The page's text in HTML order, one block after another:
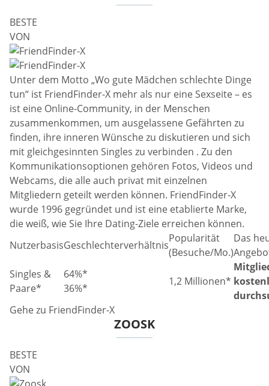
BESTE
VON
Unter dem Motto „Wo gute Mädchen schlechte Dinge
tun“ ist FriendFinder-X mehr als nur eine Sexseite – es
ist eine Online-Community, in der Menschen
zusammenkommen, um ausgelassene Gefährten zu
finden, ihre inneren Wünsche zu diskutieren und sich
mit gleichgesinnten Singles zu verbinden . Zu den
Kommunikationsoptionen gehören Fotos, Videos und
Webcams, die alle auch privat mit einzelnen
Mitgliedern geteilt werden können. FriendFinder-X
wurde 1996 gegründet und ist eine etablierte Marke,
die weiß, wie Sie Ihre Dating-Ziele erreichen können.
NutzerbasisGeschlechterverhältnis
Popularität
(Besuche/Mo.)
Das
Singles &
Paare*
64%*
36%*
1,2 Millionen*
Gehe zu FriendFinder-X
ZOOSK
BESTE
VON